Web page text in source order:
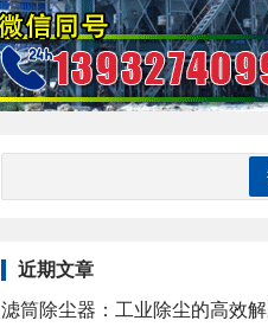
近期文章
滤筒除尘器：工业除尘的高效